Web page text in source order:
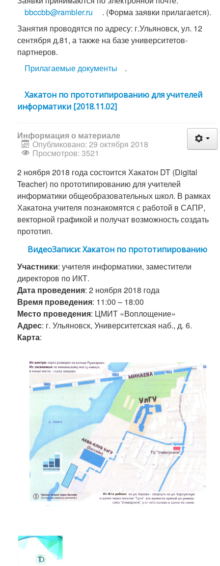
bbccbb@rambler.ru
. (Форма заявки прилагается).
Занятия проводятся по адресу: г.Ульяновск, ул. 12
сентября д.81, а также на базе университетов-
партнеров.
Прилагаемые документы
.
Хакатон по прототипированию для учителей
информатики [2018.11.02]
Информация о материале
Опубликовано: 29 октября 2018
Просмотров: 3521
2 ноября 2018 года состоится Хакатон DT (Digital
Teacher) по прототипированию для учителей
информатики общеобразовательных школ. В рамках
Хакатона учителя познакомятся с работой в САПР,
векторной графикой и получат возможность создать
прототип.
ВидеоЗаписи: Хакатон по прототипированию
Участники: учителя информатики, заместители
директоров по ИКТ.
Дата проведения: 2 ноября 2018 года
Время проведения: 11:00 – 18:00
Место проведения: ЦМИТ «Воплощение»
Адрес: г. Ульяновск, Университетская наб., д. 6.
Карта: